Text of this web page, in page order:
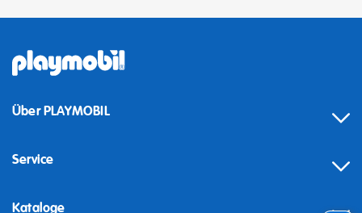
Über PLAYMOBIL
Service
Kataloge